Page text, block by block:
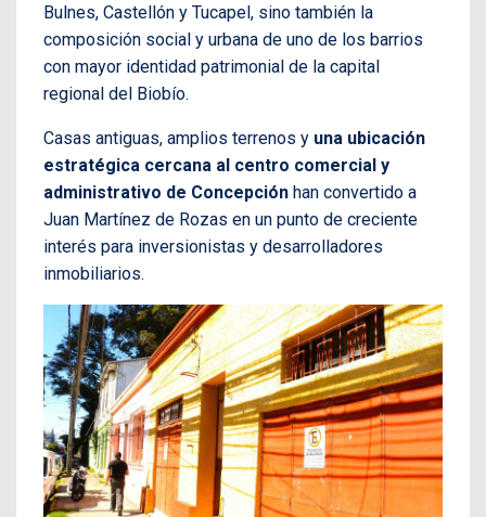
Bulnes, Castellón y Tucapel, sino también la
composición social y urbana de uno de los barrios
con mayor identidad patrimonial de la capital
regional del Biobío.
Casas antiguas, amplios terrenos y una ubicación
estratégica cercana al centro comercial y
administrativo de Concepción han convertido a
Juan Martínez de Rozas en un punto de creciente
interés para inversionistas y desarrolladores
inmobiliarios.